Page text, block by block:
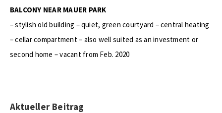
BALCONY NEAR MAUER PARK
– stylish old building – quiet, green courtyard – central heating
– cellar compartment – also well suited as an investment or
second home – vacant from Feb. 2020
Aktueller Beitrag